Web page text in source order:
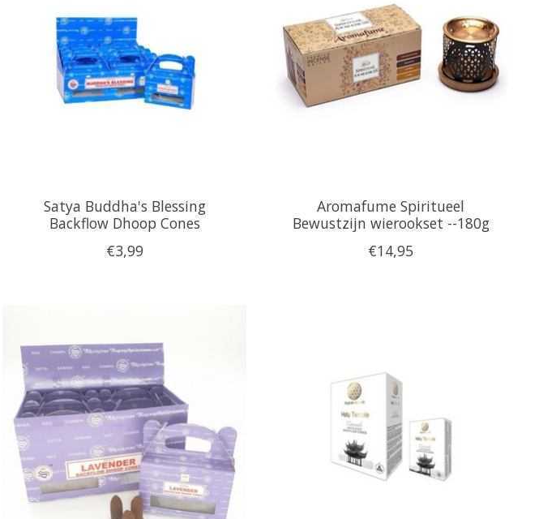
Satya Buddha's Blessing
Backflow Dhoop Cones
€3,99
Aromafume Spiritueel
Bewustzijn wierookset --180g
€14,95